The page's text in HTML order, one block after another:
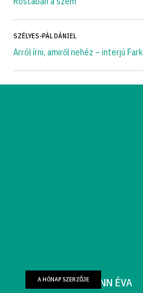
SZÉLYES-PÁL DÁNIEL
Arról írni, amiről nehéz – interjú
FARKAS WELLMANN ÉVA
A HÓNAP SZERZŐJE